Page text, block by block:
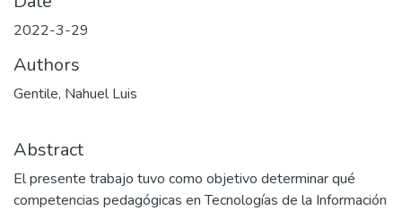
2022-3-29
Authors
Gentile, Nahuel Luis
Abstract
El presente trabajo tuvo como objetivo determinar qué
competencias pedagógicas en Tecnologías de la Información